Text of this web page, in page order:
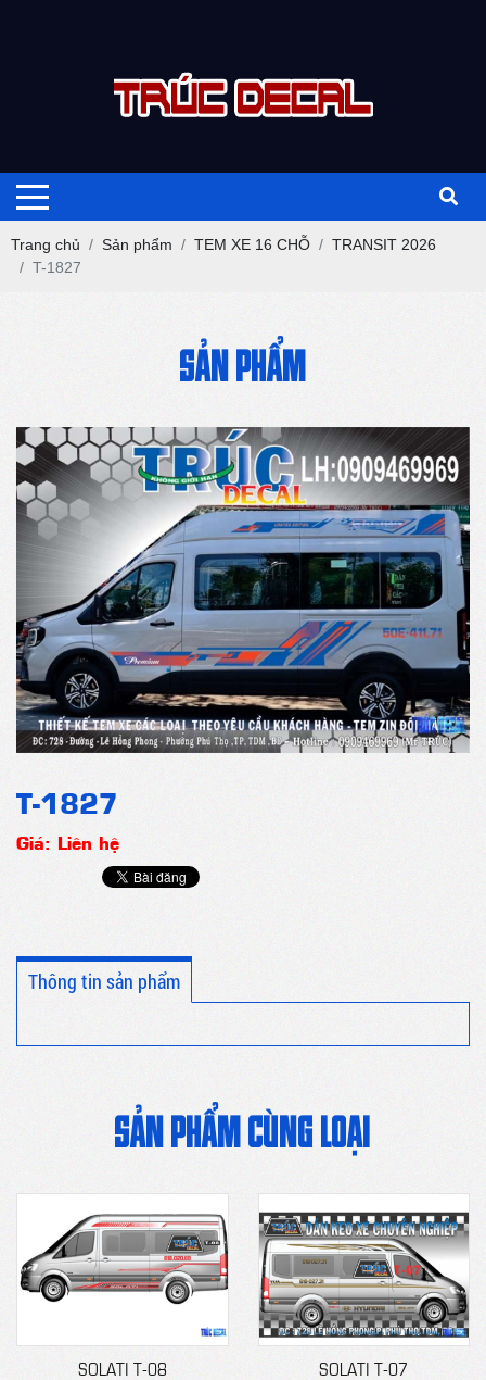
Trang chủ Sản phẩm TEM XE 16 CHỖ
TRANSIT 2026
T-1827
SẢN PHẨM
T-1827
Giá: Liên hệ
Thông tin sản phẩm
SẢN PHẨM CÙNG LOẠI
SOLATI T-08 SOLATI T-07